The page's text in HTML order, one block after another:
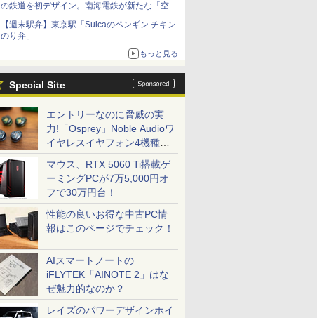
の鉄道を初デザイン。南海電鉄が新たな「空港
特急」をなにわ筋線へ導入
【週末駅弁】東京駅「Suicaのペンギン チキン
のり弁」
もっと見る
Special Site
エントリーなのに脅威の実
力!「Osprey」Noble Audioワ
イヤレスイヤフォン4機種を
一気に聴く
マウス、RTX 5060 Ti搭載ゲ
ーミングPCが7万5,000円オ
フで30万円台！
性能の良いお得な中古PC情
報はこのページでチェック！
AIスマートノートの
iFLYTEK「AINOTE 2」はな
ぜ魅力的なのか？
レイズのパワーデザインホイ